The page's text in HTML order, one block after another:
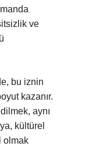
ve
bu iznin
kazanır.
aynı
kültürel
olmak